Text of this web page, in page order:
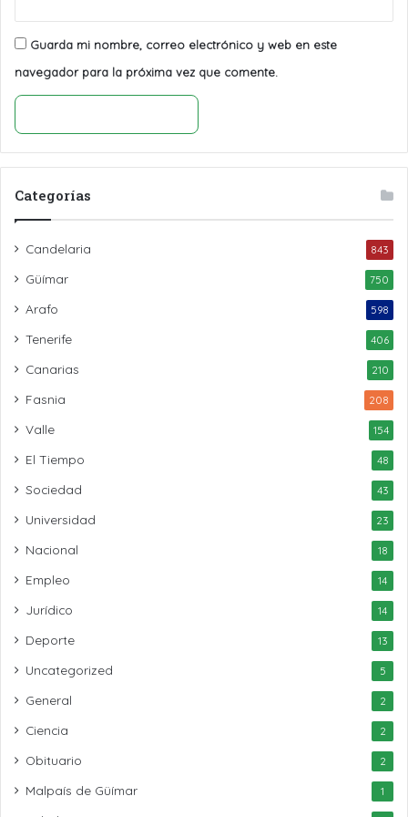
Guarda mi nombre, correo electrónico y web en este
navegador para la próxima vez que comente.
Categorías
Candelaria 843
Güímar 750
Arafo 598
Tenerife 406
Canarias 210
Fasnia 208
Valle 154
El Tiempo 48
Sociedad 43
Universidad 23
Nacional 18
Empleo 14
Jurídico 14
Deporte 13
Uncategorized 5
General 2
Ciencia 2
Obituario 2
Malpaís de Güímar 1